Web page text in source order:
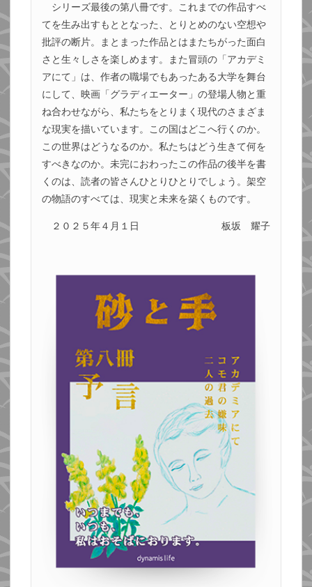
シリーズ最後の第八冊です。これまでの作品すべ
てを生み出すもととなった、とりとめのない空想や
批評の断片。まとまった作品とはまたちがった面白
さと生々しさを楽しめます。また冒頭の「アカデミ
アにて」は、作者の職場でもあったある大学を舞台
にして、映画「グラディエーター」の登場人物と重
ね合わせながら、私たちをとりまく現代のさまざま
な現実を描いています。この国はどこへ行くのか。
この世界はどうなるのか。私たちはどう生きて何を
すべきなのか。未完におわったこの作品の後半を書
くのは、読者の皆さんひとりひとりでしょう。架空
の物語のすべては、現実と未来を築くものです。
２０２５年４月１日 板坂 耀子